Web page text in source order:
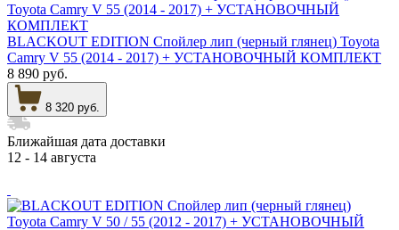
BLACKOUT EDITION Спойлер лип (черный глянец) Toyota
Camry V 55 (2014 - 2017) + УСТАНОВОЧНЫЙ КОМПЛЕКТ
8 890 руб.
8 320 руб.
Ближайшая дата доставки
12 - 14 августа